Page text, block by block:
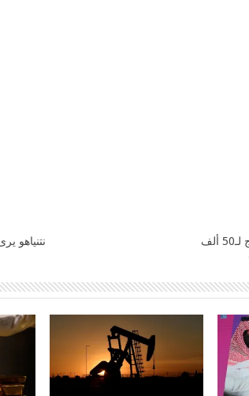
حزب الله الإيراني: نحتاج لـ50 ألف
نتنياهو